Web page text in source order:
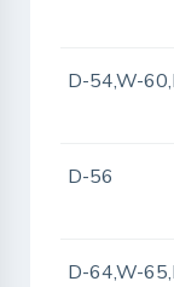
D-54,W-
D-56
D-64,W-